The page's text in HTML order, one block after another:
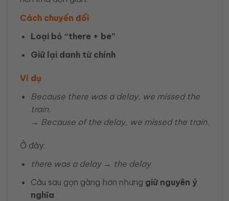
Cách chuyển đổi
Loại bỏ “there + be”
Giữ lại danh từ chính
Ví dụ
Because there was a delay, we missed the
train.
→ Because of the delay, we missed the train.
Ở đây:
there was a delay→ the delay
Câu sau gọn gàng hơn nhưng giữ nguyên ý
nghĩa